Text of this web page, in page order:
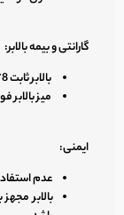
گارانتی و بیمه بالابر:
بالابر ثابت E30/8 دارای یک سال گارانتی معتبر می باشد.
میز بالابر فوق شامل ۱۰
ایمنی:
عدم
بالابر